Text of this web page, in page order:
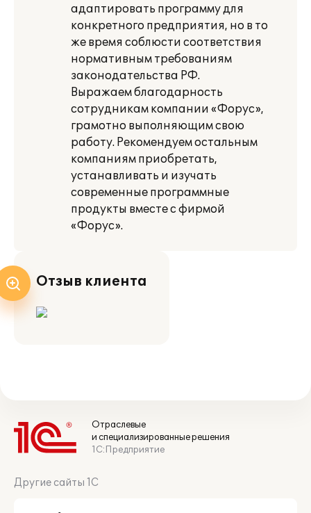
адаптировать программу для
конкретного предприятия, но в то
же время соблюсти соответствия
нормативным требованиям
законодательства РФ.
Выражаем благодарность
сотрудникам компании «Форус»,
грамотно выполняющим свою
работу. Рекомендуем остальным
компаниям приобретать,
устанавливать и изучать
современные программные
продукты вместе с фирмой
«Форус».
Отзыв клиента
Отраслевые
и специализированные решения
1С:Предприятие
Другие сайты 1С